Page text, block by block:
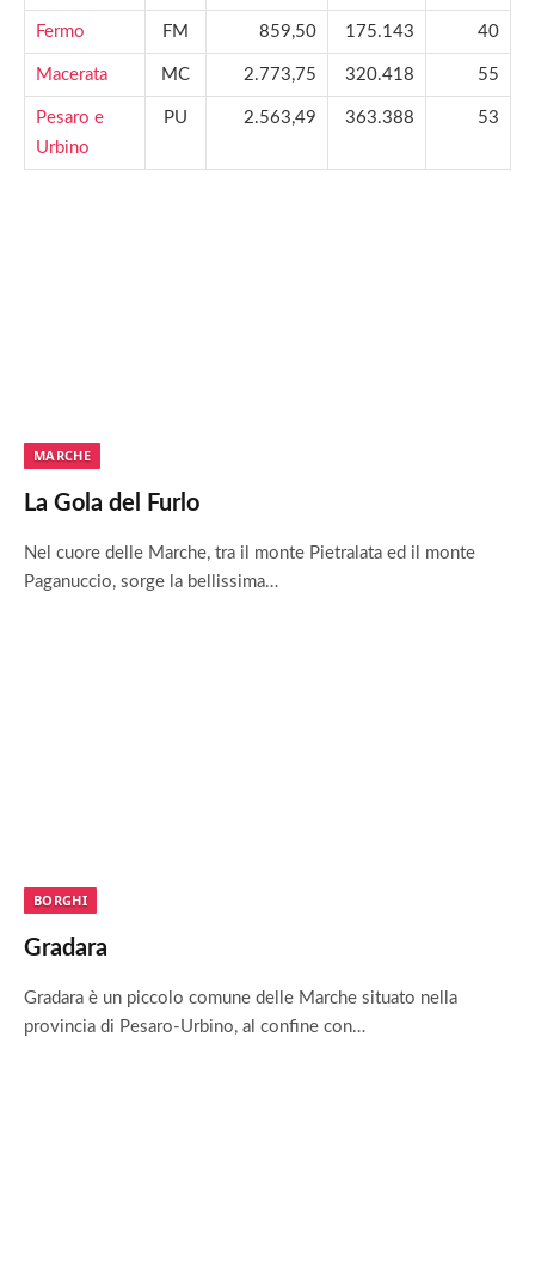
Fermo FM 859,50 175.143 40
Macerata MC 2.773,75 320.418 55
Pesaro e
Urbino
PU 2.563,49 363.388 53
MARCHE
La Gola del Furlo
Nel cuore delle Marche, tra il monte Pietralata ed il monte
Paganuccio, sorge la bellissima…
BORGHI
Gradara
Gradara è un piccolo comune delle Marche situato nella
provincia di Pesaro-Urbino, al confine con…